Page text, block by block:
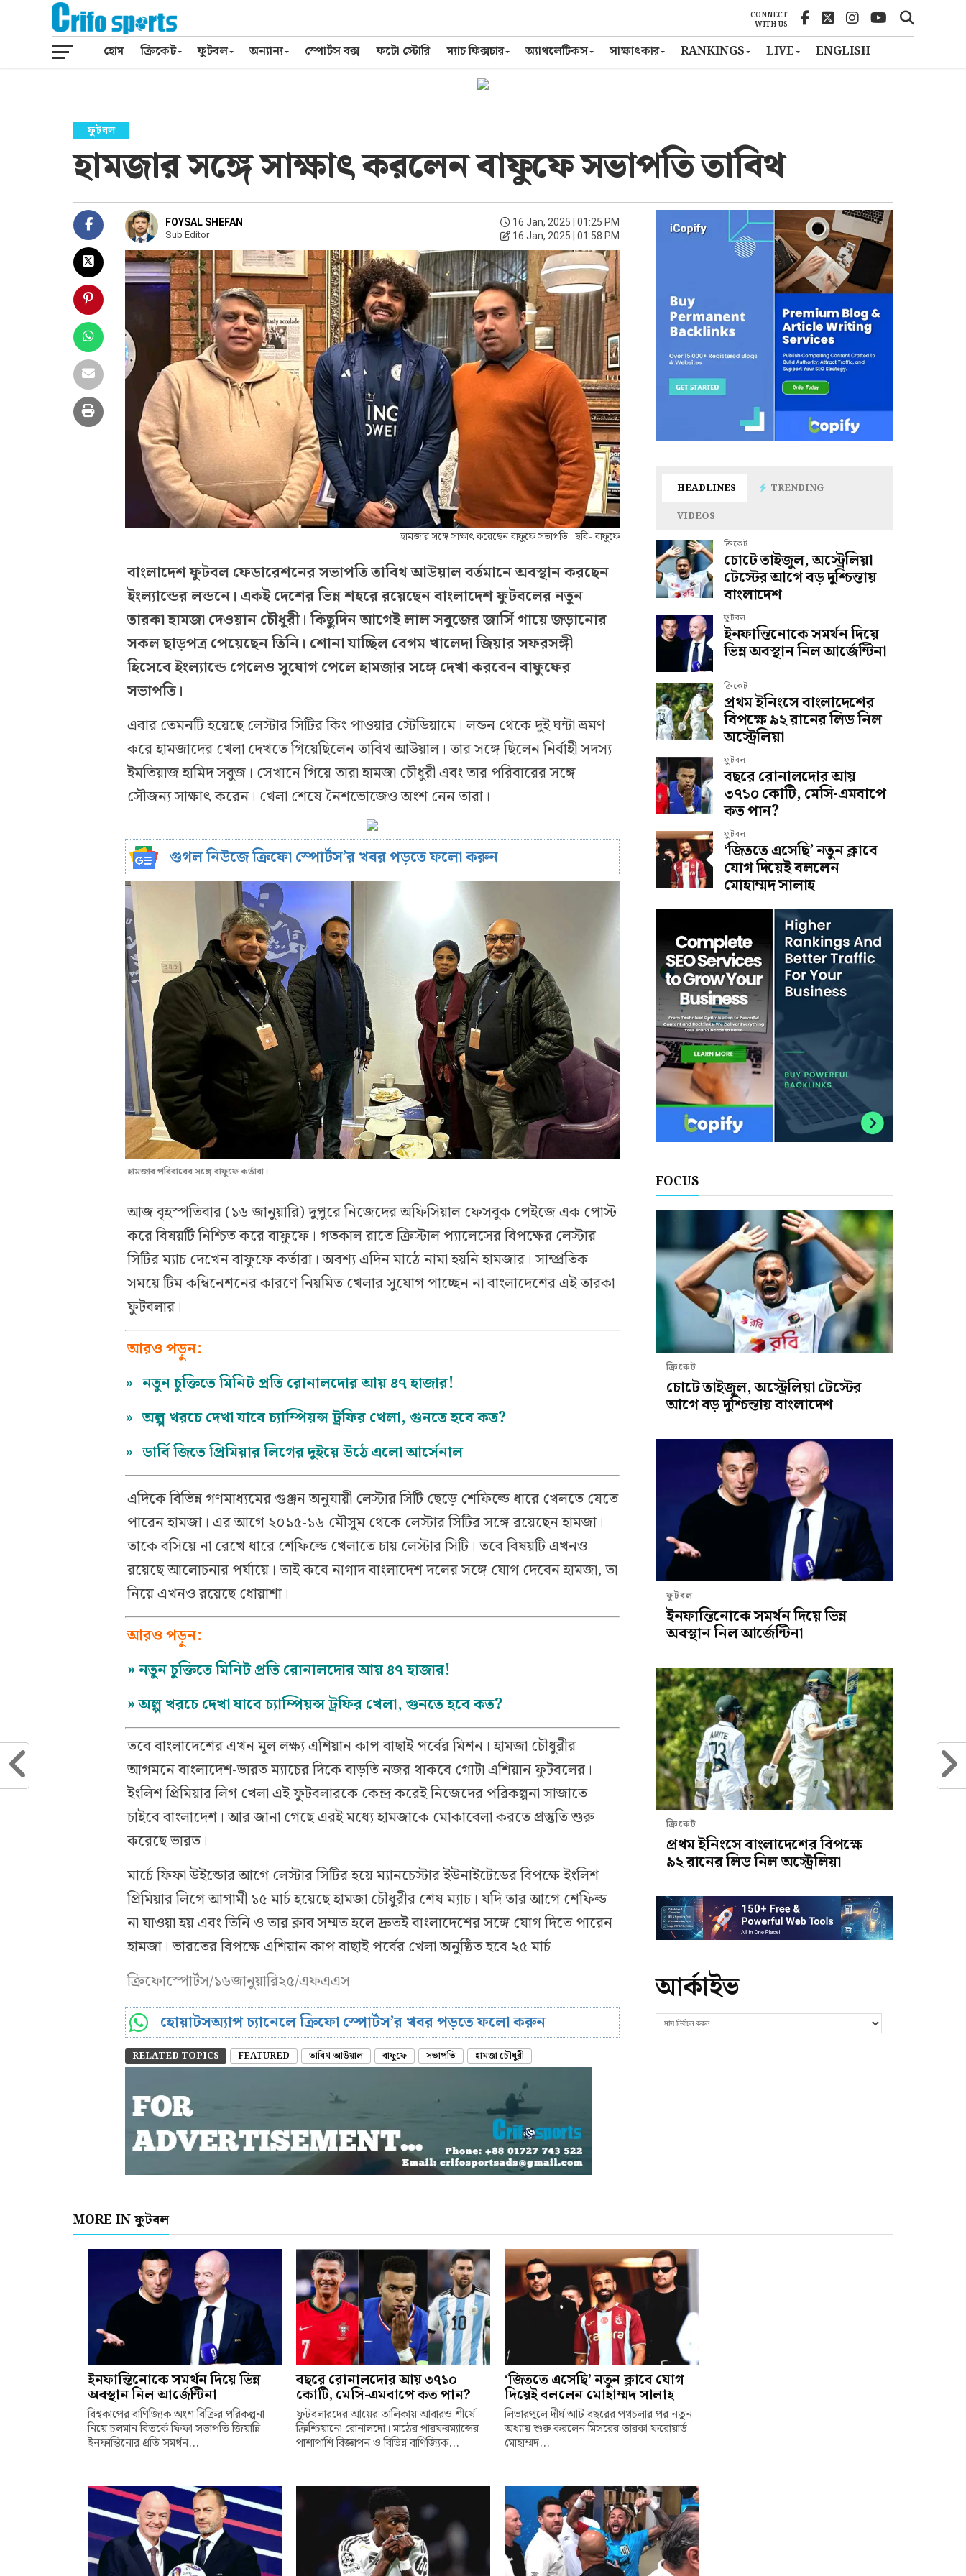
CONNECT
WITH US
হোম ক্রিকেট ফুটবল অন্যান্য স্পোর্টস বক্স ফটো স্টোরি ম্যাচ ফিক্সচার অ্যাথলেটিকস সাক্ষাৎকার RANKINGS LIVE ENGLISH
ফুটবল
হামজার সঙ্গে সাক্ষাৎ করলেন বাফুফে সভাপতি তাবিথ
FOYSAL SHEFAN
Sub Editor
16 Jan, 2025 | 01:25 PM
16 Jan, 2025 | 01:58 PM
হামজার সঙ্গে সাক্ষাৎ করেছেন বাফুফে সভাপতি। ছবি- বাফুফে
বাংলাদেশ ফুটবল ফেডারেশনের সভাপতি তাবিথ আউয়াল বর্তমানে অবস্থান করছেন
ইংল্যান্ডের লন্ডনে। একই দেশের ভিন্ন শহরে রয়েছেন বাংলাদেশ ফুটবলের নতুন
তারকা হামজা দেওয়ান চৌধুরী। কিছুদিন আগেই লাল সবুজের জার্সি গায়ে জড়ানোর
সকল ছাড়পত্র পেয়েছেন তিনি। শোনা যাচ্ছিল বেগম খালেদা জিয়ার সফরসঙ্গী
হিসেবে ইংল্যান্ডে গেলেও সুযোগ পেলে হামজার সঙ্গে দেখা করবেন বাফুফের
সভাপতি।
এবার তেমনটি হয়েছে লেস্টার সিটির কিং পাওয়ার স্টেডিয়ামে। লন্ডন থেকে দুই ঘন্টা ভ্রমণ
করে হামজাদের খেলা দেখতে গিয়েছিলেন তাবিথ আউয়াল। তার সঙ্গে ছিলেন নির্বাহী সদস্য
ইমতিয়াজ হামিদ সবুজ। সেখানে গিয়ে তারা হামজা চৌধুরী এবং তার পরিবারের সঙ্গে
সৌজন্য সাক্ষাৎ করেন। খেলা শেষে নৈশভোজেও অংশ নেন তারা।
গুগল নিউজে ক্রিফো স্পোর্টস’র খবর পড়তে ফলো করুন
হামজার পরিবারের সঙ্গে বাফুফে কর্তারা।
আজ বৃহস্পতিবার (১৬ জানুয়ারি) দুপুরে নিজেদের অফিসিয়াল ফেসবুক পেইজে এক পোস্ট
করে বিষয়টি নিশ্চিত করে বাফুফে। গতকাল রাতে ক্রিস্টাল প্যালেসের বিপক্ষের লেস্টার
সিটির ম্যাচ দেখেন বাফুফে কর্তারা। অবশ্য এদিন মাঠে নামা হয়নি হামজার। সাম্প্রতিক
সময়ে টিম কম্বিনেশনের কারণে নিয়মিত খেলার সুযোগ পাচ্ছেন না বাংলাদেশের এই তারকা
ফুটবলার।
আরও পড়ুন:
» নতুন চুক্তিতে মিনিট প্রতি রোনালদোর আয় ৪৭ হাজার!
» অল্প খরচে দেখা যাবে চ্যাম্পিয়ন্স ট্রফির খেলা, গুনতে হবে কত?
» ডার্বি জিতে প্রিমিয়ার লিগের দুইয়ে উঠে এলো আর্সেনাল
এদিকে বিভিন্ন গণমাধ্যমের গুঞ্জন অনুযায়ী লেস্টার সিটি ছেড়ে শেফিল্ডে ধারে খেলতে যেতে
পারেন হামজা। এর আগে ২০১৫-১৬ মৌসুম থেকে লেস্টার সিটির সঙ্গে রয়েছেন হামজা।
তাকে বসিয়ে না রেখে ধারে শেফিল্ডে খেলাতে চায় লেস্টার সিটি। তবে বিষয়টি এখনও
রয়েছে আলোচনার পর্যায়ে। তাই কবে নাগাদ বাংলাদেশ দলের সঙ্গে যোগ দেবেন হামজা, তা
নিয়ে এখনও রয়েছে ধোয়াশা।
আরও পড়ুন:
»নতুন চুক্তিতে মিনিট প্রতি রোনালদোর আয় ৪৭ হাজার!
»অল্প খরচে দেখা যাবে চ্যাম্পিয়ন্স ট্রফির খেলা, গুনতে হবে কত?
তবে বাংলাদেশের এখন মূল লক্ষ্য এশিয়ান কাপ বাছাই পর্বের মিশন। হামজা চৌধুরীর
আগমনে বাংলাদেশ-ভারত ম্যাচের দিকে বাড়তি নজর থাকবে গোটা এশিয়ান ফুটবলের।
ইংলিশ প্রিমিয়ার লিগ খেলা এই ফুটবলারকে কেন্দ্র করেই নিজেদের পরিকল্পনা সাজাতে
চাইবে বাংলাদেশ। আর জানা গেছে এরই মধ্যে হামজাকে মোকাবেলা করতে প্রস্তুতি শুরু
করেছে ভারত।
মার্চে ফিফা উইন্ডোর আগে লেস্টার সিটির হয়ে ম্যানচেস্টার ইউনাইটেডের বিপক্ষে ইংলিশ
প্রিমিয়ার লিগে আগামী ১৫ মার্চ হয়েছে হামজা চৌধুরীর শেষ ম্যাচ। যদি তার আগে শেফিল্ড
না যাওয়া হয় এবং তিনি ও তার ক্লাব সম্মত হলে দ্রুতই বাংলাদেশের সঙ্গে যোগ দিতে পারেন
হামজা। ভারতের বিপক্ষে এশিয়ান কাপ বাছাই পর্বের খেলা অনুষ্ঠিত হবে ২৫ মার্চ
ক্রিফোস্পোর্টস/১৬জানুয়ারি২৫/এফএএস
হোয়াটসঅ্যাপ চ্যানেলে ক্রিফো স্পোর্টস’র খবর পড়তে ফলো করুন
RELATED TOPICS FEATURED তাবিথ আউয়াল বাফুফে সভাপতি হামজা চৌধুরী
HEADLINES
TRENDING
VIDEOS
ক্রিকেট
চোটে তাইজুল, অস্ট্রেলিয়া
টেস্টের আগে বড় দুশ্চিন্তায়
বাংলাদেশ
ফুটবল
ইনফান্তিনোকে সমর্থন দিয়ে
ভিন্ন অবস্থান নিল আর্জেন্টিনা
ক্রিকেট
প্রথম ইনিংসে বাংলাদেশের
বিপক্ষে ৯২ রানের লিড নিল
অস্ট্রেলিয়া
ফুটবল
বছরে রোনালদোর আয়
৩৭১০ কোটি, মেসি-এমবাপে
কত পান?
ফুটবল
‘জিততে এসেছি’ নতুন ক্লাবে
যোগ দিয়েই বললেন
মোহাম্মদ সালাহ
FOCUS
ক্রিকেট
চোটে তাইজুল, অস্ট্রেলিয়া টেস্টের
আগে বড় দুশ্চিন্তায় বাংলাদেশ
ফুটবল
ইনফান্তিনোকে সমর্থন দিয়ে ভিন্ন
অবস্থান নিল আর্জেন্টিনা
ক্রিকেট
প্রথম ইনিংসে বাংলাদেশের বিপক্ষে
৯২ রানের লিড নিল অস্ট্রেলিয়া
আর্কাইভ
MORE IN ফুটবল
ইনফান্তিনোকে সমর্থন দিয়ে ভিন্ন
অবস্থান নিল আর্জেন্টিনা
বিশ্বকাপের বাণিজ্যিক অংশ বিক্রির পরিকল্পনা
নিয়ে চলমান বিতর্কে ফিফা সভাপতি জিয়ান্নি
ইনফান্তিনোর প্রতি সমর্থন...
বছরে রোনালদোর আয় ৩৭১০
কোটি, মেসি-এমবাপে কত পান?
ফুটবলারদের আয়ের তালিকায় আবারও শীর্ষে
ক্রিশ্চিয়ানো রোনালদো। মাঠের পারফরম্যান্সের
পাশাপাশি বিজ্ঞাপন ও বিভিন্ন বাণিজ্যিক...
‘জিততে এসেছি’ নতুন ক্লাবে যোগ
দিয়েই বললেন মোহাম্মদ সালাহ
লিভারপুলে দীর্ঘ আট বছরের পথচলার পর নতুন
অধ্যায় শুরু করলেন মিসরের তারকা ফরোয়ার্ড
মোহাম্মদ...